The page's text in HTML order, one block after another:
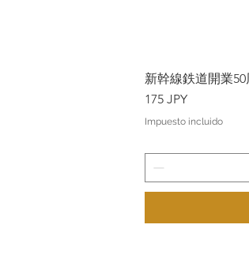
新幹線鉄道開業
Precio
175 JPY
Impuesto incluido